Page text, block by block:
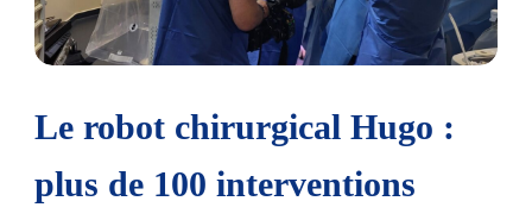
Le robot chirurgical Hugo :
plus de 100 interventions